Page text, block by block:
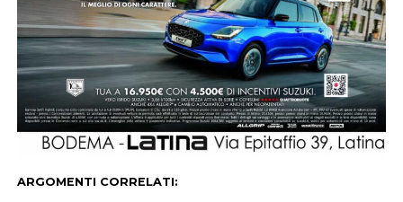
ARGOMENTI CORRELATI: